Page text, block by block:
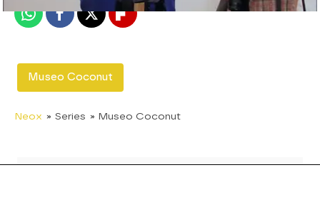
WhatsappFacebook
X Flipboard
Museo Coconut
Neox » Series » Museo Coconut